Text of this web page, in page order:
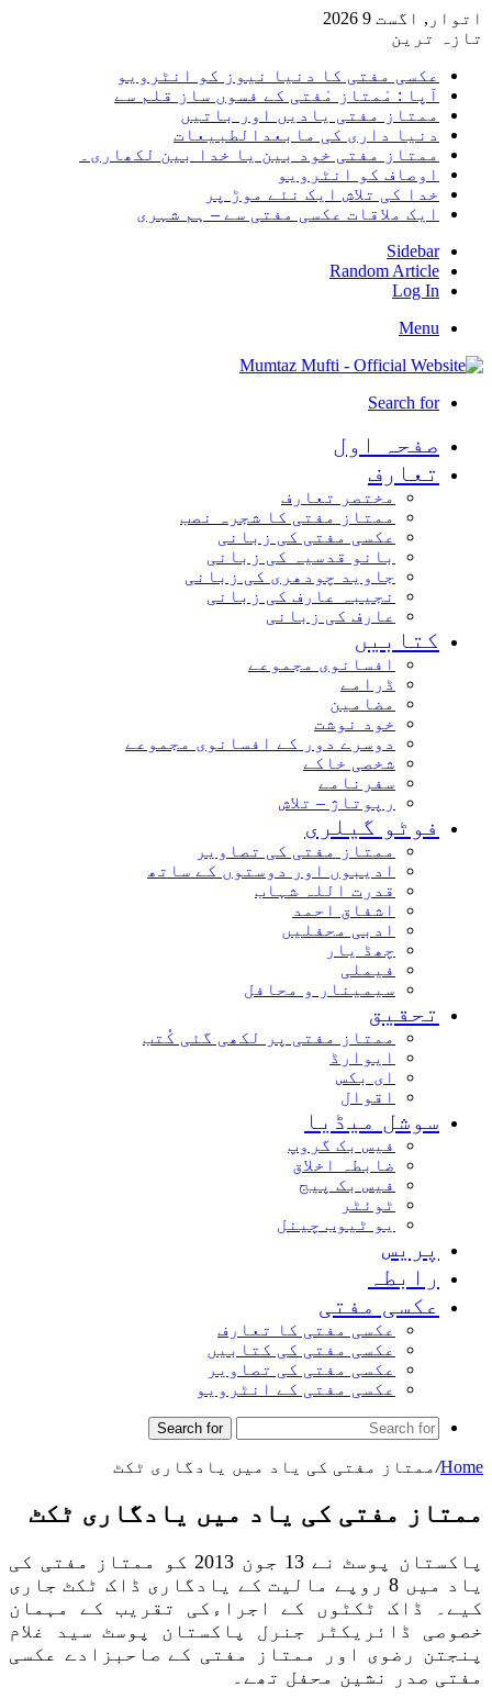
اتوار, اگست 9 2026
تازہ ترین
عکسی مفتی کا دنیا نیوز کو انٹرویو
آپا : مْمتاز مْفتی کے فسوں ساز قلم سے
ممتاز مفتی یادیں اور باتیں
دنیا داری کی مابعدالطبیعات
ممتاز مفتی خود بین یا خدا بین لکھاری۔
اوصاف کو انٹرویو
خدا کی تلاش ایک نئے موڑ پر
ایک ملاقات عکسی مفتی سے – ہم شہری
Sidebar
Random Article
Log In
Menu
Search for
صفحہ اول
تعارف
مختصر تعارف
ممتاز مفتی کا شجرہ نصب
عکسی مفتی کی زبانی
بانو قدسیہ کی زبانی
جاوید چودھری کی زبانی
نجیبہ عارف کی زبانی
عارف کی زبانی
کتابیں
افسانوی مجموعے
ڈرامے
مضامین
خود نوشت
دوسرے دور کے افسانوی مجموعے
شخصی خاکے
سفرنامے
رپوتاژ – تلاش
فوٹو گیلری
ممتاز مفتی کی تصاویر
ادیبوں اور دوستوں کے ساتھ
قدرت اللہ شہاب
اشفاق احمد
ادبی محفلیں
چھڈ یار
فیملی
سیمینار و محافل
تحقیق
ممتاز مفتی پر لکھی گئی کُتب
ایوارڈ
ای بکس
اقوال
سوشل میڈیا
فیس بک گروپ
ضابطہ اخلاق
فیس بک پیج
ٹوئٹر
یو ٹیوب چینل
پریس
رابطہ
عکسی مفتی
عکسی مفتی کا تعارف
عکسی مفتی کی کتابیں
عکسی مفتی کی تصاویر
عکسی مفتی کے انٹرویو
Search for
Home
/ممتاز مفتی کی یاد میں یادگاری ٹکٹ
ممتاز مفتی کی یاد میں یادگاری ٹکٹ
پاکستان پوسٹ نے 13 جون 2013 کو ممتاز مفتی کی
یاد میں 8 روپے مالیت کے یادگاری ڈاک ٹکٹ جاری
کیے۔ ڈاک ٹکٹوں کے اجراءکی تقریب کے مہمان
خصوصی ڈائریکٹر جنرل پاکستان پوسٹ سید غلام
پنجتن رضوی اور ممتاز مفتی کے صاحبزادے عکسی
مفتی صدر نشین محفل تھے۔